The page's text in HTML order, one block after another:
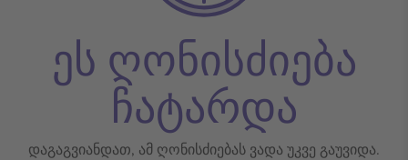
ეს ღონისძიება
ჩატარდა
დაგაგვიანდათ, ამ ღონისძიებას ვადა უკვე გაუვიდა.